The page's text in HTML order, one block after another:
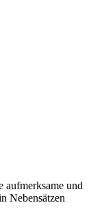
aufmerksame und
Nebensätzen